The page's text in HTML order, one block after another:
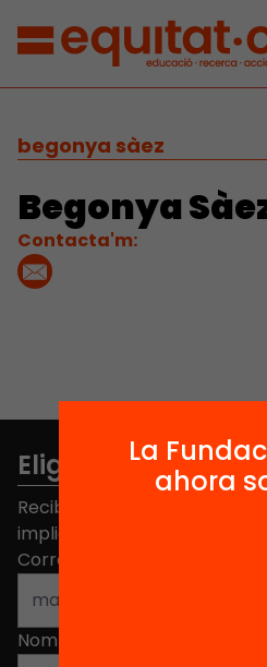
begonya sàez
Begonya
Contacta'm:
Elige equidad
Recibe contenidos,
implicarte.
Correo electrónico
Nombre
La
ahora